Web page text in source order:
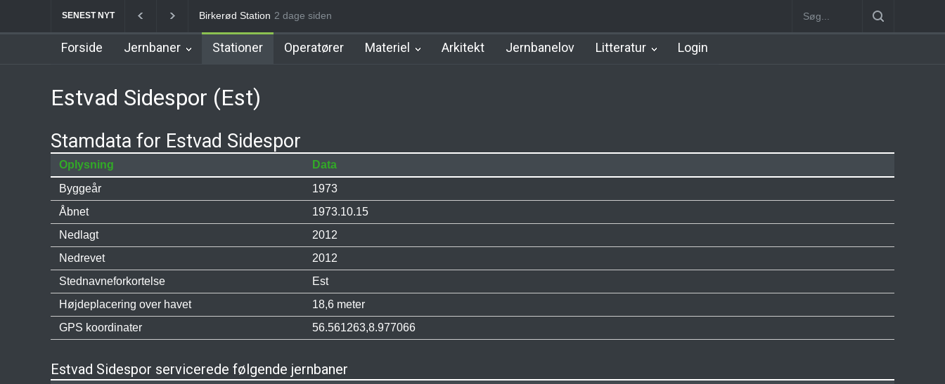
SENEST NYT Allerød Station Favrholm Station Nørrebro B Station [1886-1930] Nørrebro A Station
2 dage siden
Forside Jernbaner Stationer Operatører Materiel Arkitekt Jernbanelov Litteratur Login
Estvad Sidespor (Est)
Stamdata for Estvad Sidespor
Oplysning
Data
Byggeår
1973
Åbnet
1973.10.15
Nedlagt
2012
Nedrevet
2012
Stednavneforkortelse
Est
Højdeplacering over havet
18,6 meter
GPS koordinater
56.561263,8.977066
Estvad Sidespor servicerede følgende jernbaner